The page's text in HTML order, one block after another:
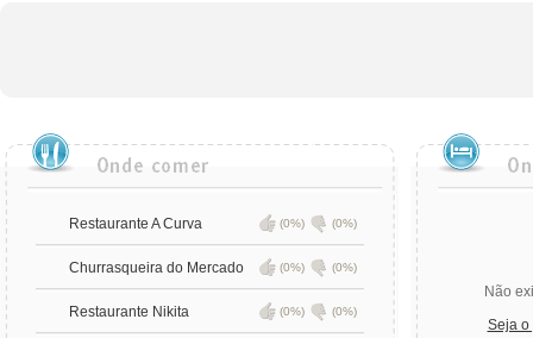
Restaurante A Curva (0%) (0%)
Churrasqueira do Mercado (0%) (0%)
Restaurante Nikita (0%) (0%)
Não
Seja o